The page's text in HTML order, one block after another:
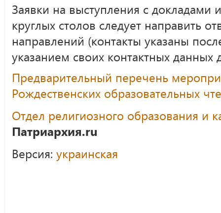
Заявки на выступления с докладами
круглых столов следует направить
направлений (контакты указаны
указанием своих контактных данных
Предварительный перечень
Рождественских образовательных
Отдел религиозного образования и
Патриархия.ru
Версия: украинская